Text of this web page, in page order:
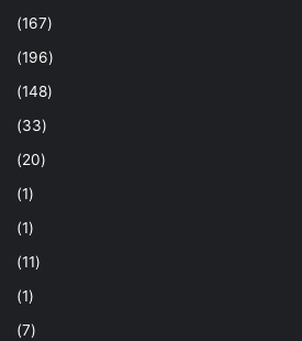
(167)
(196)
(148)
(33)
(20)
(1)
(1)
(11)
(1)
(7)